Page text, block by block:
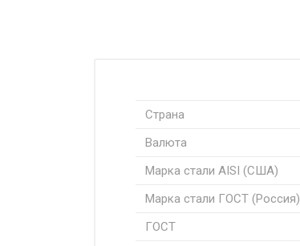
Страна
Валюта
Марка стали AISI (США)
Марка стали ГОСТ (Россия)
ГОСТ